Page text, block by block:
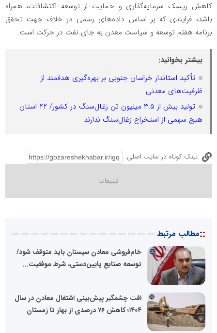
کاهش ریسک سرمایه‌گذاری و حمایت از توسعه اکتشافات، همراه
باشد، فرایندی که بر اساس داده‌های رسمی در خلاف جهت تحقق
برنامه هفتم توسعه و سیاست معدن به جای نفت در حرکت است.
بیشتر بخوانید:
تأکید استاندار خراسان جنوبی بر بهره‌گیری هدفمند از
ظرفیت‌های معدنی
تولید بیش از ۳.۵ میلیون تن زغال‌سنگ در کشور/ ۲۲ استان
هیچ سهمی از استخراج زغال‌سنگ ندارند
لینک کوتاه در سایت اصلی
::مطالب مرتبط
خام‌فروشی معادن سیستان باید متوقف شود/
توسعه صنایع پایین‌دستی، شرط موفقیت...
افت چشمگیر پیش‌بینی اشتغال معادن در سال
۱۴۰۴؛ کاهش ۷۶ درصدی از بهار تا زمستان